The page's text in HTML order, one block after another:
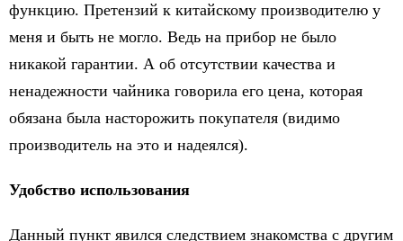
функцию. Претензий к китайскому производителю у
меня и быть не могло. Ведь на прибор не было
никакой гарантии. А об отсутствии качества и
ненадежности чайника говорила его цена, которая
обязана была насторожить покупателя (видимо
производитель на это и надеялся).
Удобство использования
Данный пункт явился следствием знакомства с другим